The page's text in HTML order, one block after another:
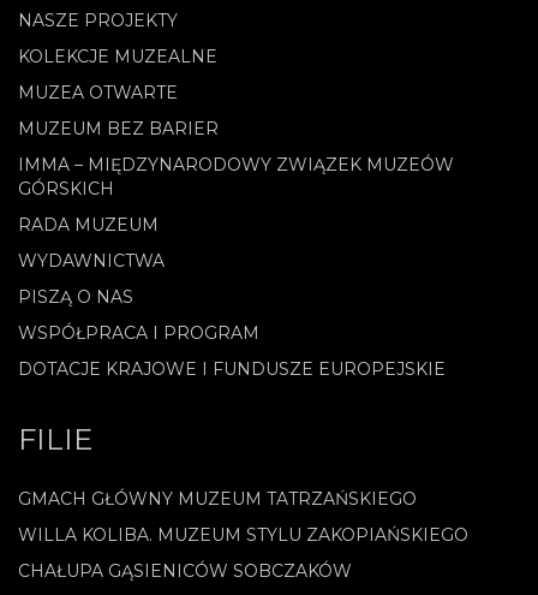
NASZE PROJEKTY
KOLEKCJE MUZEALNE
MUZEA OTWARTE
MUZEUM BEZ BARIER
IMMA – MIĘDZYNARODOWY ZWIĄZEK MUZEÓW
GÓRSKICH
RADA MUZEUM
WYDAWNICTWA
PISZĄ O NAS
WSPÓŁPRACA I PROGRAM
DOTACJE KRAJOWE I FUNDUSZE EUROPEJSKIE
FILIE
GMACH GŁÓWNY MUZEUM TATRZAŃSKIEGO
WILLA KOLIBA. MUZEUM STYLU ZAKOPIAŃSKIEGO
CHAŁUPA GĄSIENICÓW SOBCZAKÓW